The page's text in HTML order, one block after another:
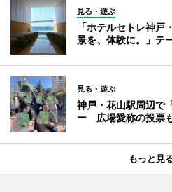
見る・遊ぶ
「ホテルセトレ神
景を、体験に。」テ
見る・遊ぶ
神戸・花山駅周辺で
ー 広場愛称の投票
もっと見